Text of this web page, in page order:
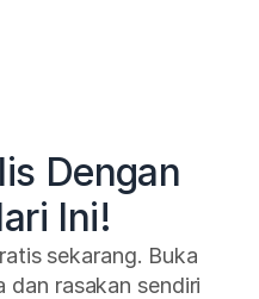
Dengan
Ini!
sekarang. Buka
dan rasakan sendiri